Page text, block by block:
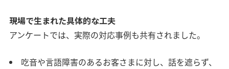
現場で生まれた具体的な工夫
アンケートでは、実際の対応事例も共有されました。
吃音や言語障害のあるお客さまに対し、話を遮らず、